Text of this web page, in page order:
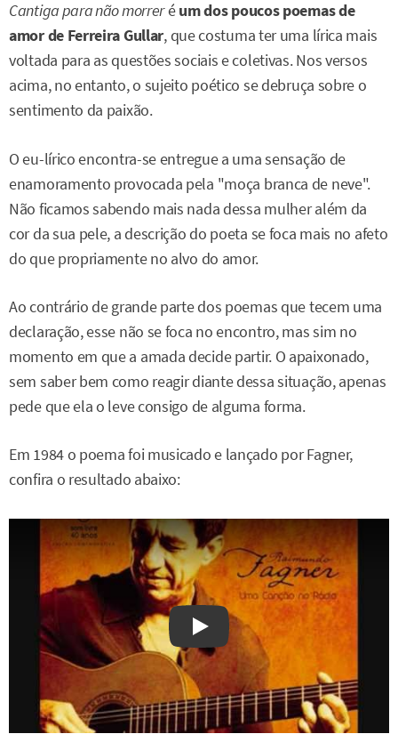
Cantiga para não morreréum dos poucos poemas de
amor de Ferreira Gullar, que costuma ter uma lírica mais
voltada para as questões sociais e coletivas. Nos versos
acima, no entanto, o sujeito poético se debruça sobre o
sentimento da paixão.
O eu-lírico encontra-se entregue a uma sensação de
enamoramento provocada pela "moça branca de neve".
Não ficamos sabendo mais nada dessa mulher além da
cor da sua pele, a descrição do poeta se foca mais no afeto
do que propriamente no alvo do amor.
Ao contrário de grande parte dos poemas que tecem uma
declaração, esse não se foca no encontro, mas sim no
momento em que a amada decide partir. O apaixonado,
sem saber bem como reagir diante dessa situação, apenas
pede que ela o leve consigo de alguma forma.
Em 1984 o poema foi musicado e lançado por Fagner,
confira o resultado abaixo:
Watch on YouTube